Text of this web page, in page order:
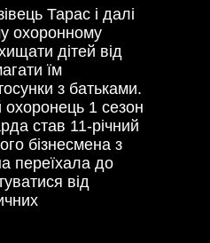
Тарас і далі
охоронному
дітей від
їм
з батьками.
охоронець 1 сезон
став 11-річний
бізнесмена з
переїхала до
від